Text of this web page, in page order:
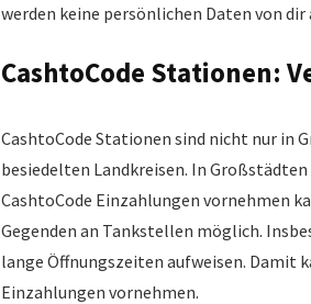
werden keine persönlichen Daten von
CashtoCode Stationen:
CashtoCode Stationen sind nicht nur in
besiedelten Landkreisen. In
CashtoCode Einzahlungen vornehmen
Gegenden an Tankstellen möglich.
lange Öffnungszeiten aufweisen. Damit
Einzahlungen vornehmen.